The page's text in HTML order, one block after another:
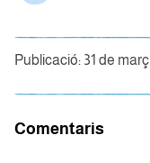
Publicació: 31 de
Comentaris